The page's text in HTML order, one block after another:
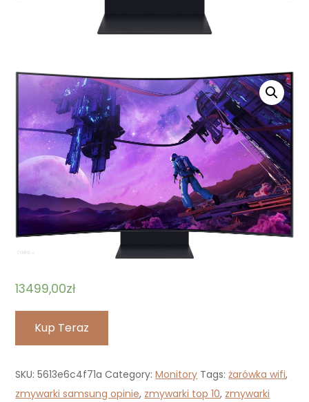
13499,00zł
Kup Teraz
SKU:5613e6c4f71a Category:Monitory Tags:żarówka wifi,
zmywarki samsung opinie, zmywarki top 10, zmywarki